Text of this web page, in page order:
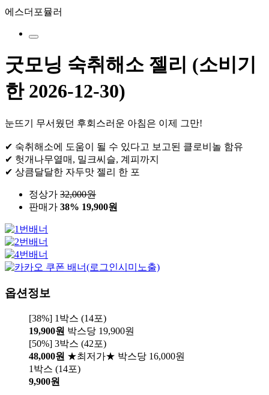
에스더포뮬러
굿모닝 숙취해소 젤리 (소비기
한 2026-12-30)
눈뜨기 무서웠던 후회스러운 아침은 이제 그만!
✔ 숙취해소에 도움이 될 수 있다고 보고된 클로비놀 함유
✔ 헛개나무열매, 밀크씨슬, 계피까지
✔ 상큼달달한 자두맛 젤리 한 포
정상가 32,000원
판매가 38% 19,900원
옵션정보
[38%] 1박스 (14포)
19,900원 박스당 19,900원
[50%] 3박스 (42포)
48,000원 ★최저가★ 박스당 16,000원
1박스 (14포)
9,900원